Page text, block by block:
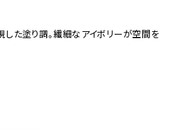
した塗り調。繊細なアイボリーが空間を